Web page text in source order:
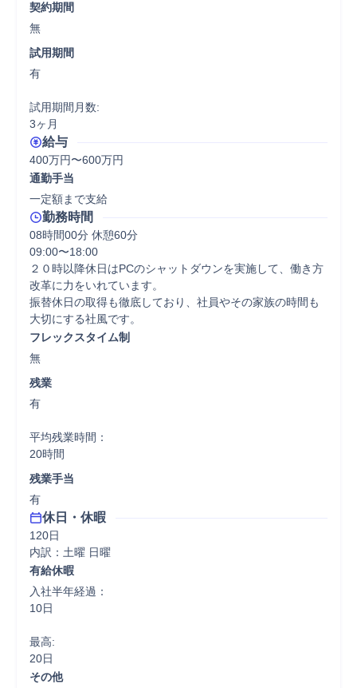
契約期間
無
試用期間
有
試用期間月数:
3ヶ月
給与
400万円〜600万円
通勤手当
一定額まで支給
勤務時間
08時間00分 休憩60分
09:00〜18:00
２０時以降休日はPCのシャットダウンを実施して、働き方
改革に力をいれています。
振替休日の取得も徹底しており、社員やその家族の時間も
大切にする社風です。
フレックスタイム制
無
残業
有
平均残業時間：
20時間
残業手当
有
休日・休暇
120日
内訳：土曜 日曜
有給休暇
入社半年経過：
10日
最高:
20日
その他